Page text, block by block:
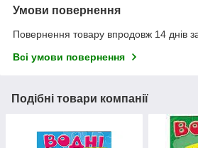
Умови повернення
Повернення товару впродовж 14 днів
Всі умови повернення
Подібні товари компанії